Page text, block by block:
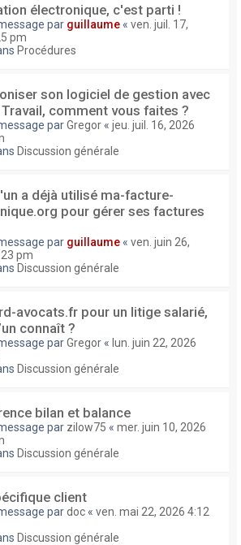
électronique, c'est parti !
par guillaume « ven. juil. 17,
pm
Procédures
son logiciel de gestion avec
Travail, comment vous faites ?
parGregor « jeu. juil. 16, 2026
Discussion générale
a déjà utilisé ma-facture-
pour gérer ses factures
par guillaume « ven. juin 26,
pm
Discussion générale
avocats.fr pour un litige salarié,
connaît ?
parGregor « lun. juin 22, 2026
Discussion générale
bilan et balance
par zilow75 « mer. juin 10, 2026
Discussion générale
client
pardoc « ven. mai 22, 2026 4:12
Discussion générale